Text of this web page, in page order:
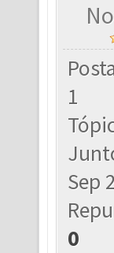
1
Sep
0